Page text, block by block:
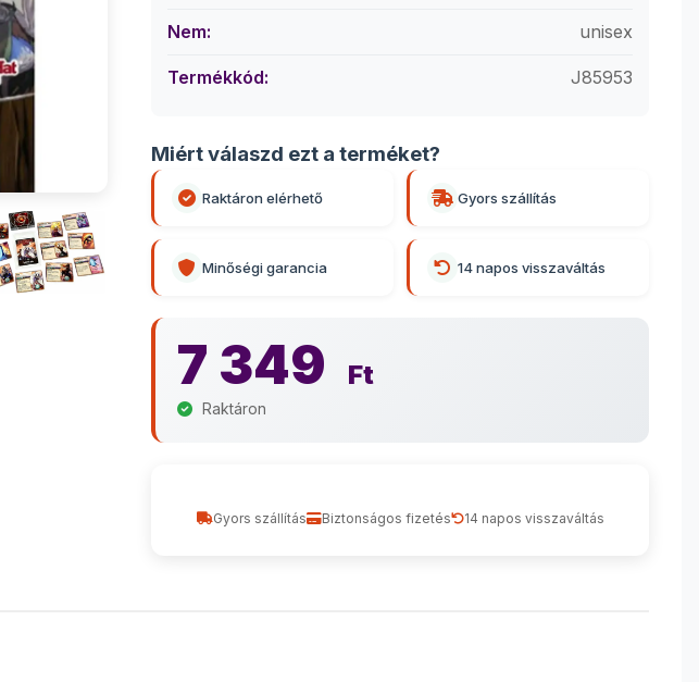
Nem: unisex
Termékkód: J85953
Miért válaszd ezt a terméket?
Raktáron elérhető Gyors szállítás
Minőségi garancia 14 napos visszaváltás
7 349 Ft
Raktáron
Gyors szállítás Biztonságos fizetés 14 napos visszaváltás